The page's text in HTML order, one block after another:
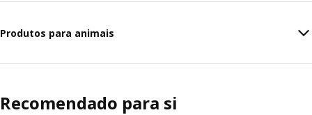
Produtos para animais
Recomendado para si